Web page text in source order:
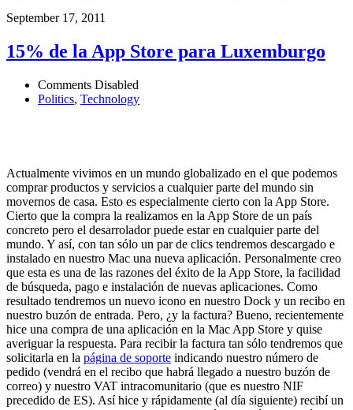
September 17, 2011
15% de la App Store para Luxemburgo
Comments Disabled
Politics, Technology
Actualmente vivimos en un mundo globalizado en el que podemos
comprar productos y servicios a cualquier parte del mundo sin
movernos de casa. Esto es especialmente cierto con la App Store.
Cierto que la compra la realizamos en la App Store de un país
concreto pero el desarrolador puede estar en cualquier parte del
mundo. Y así, con tan sólo un par de clics tendremos descargado e
instalado en nuestro Mac una nueva aplicación. Personalmente creo
que esta es una de las razones del éxito de la App Store, la facilidad
de búsqueda, pago e instalación de nuevas aplicaciones. Como
resultado tendremos un nuevo icono en nuestro Dock y un recibo en
nuestro buzón de entrada. Pero, ¿y la factura? Bueno, recientemente
hice una compra de una aplicación en la Mac App Store y quise
averiguar la respuesta. Para recibir la factura tan sólo tendremos que
solicitarla en la página de soporte indicando nuestro número de
pedido (vendrá en el recibo que habrá llegado a nuestro buzón de
correo) y nuestro VAT intracomunitario (que es nuestro NIF
precedido de ES). Así hice y rápidamente (al día siguiente) recibí un